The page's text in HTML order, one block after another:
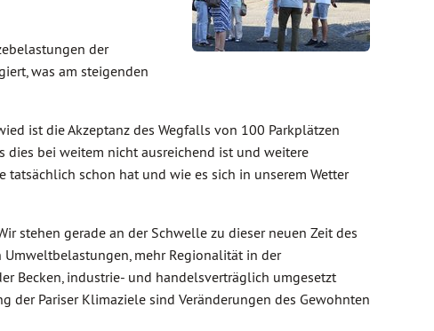
der
was am steigenden
ist die Akzeptanz des Wegfalls von 100 Parkplätzen
dies bei weitem nicht ausreichend ist und weitere
schon hat und wie es sich in unserem Wetter
stehen gerade an der Schwelle zu dieser neuen Zeit des
Umweltbelastungen, mehr Regionalität in der
Becken, industrie- und handelsverträglich umgesetzt
der Pariser Klimaziele sind Veränderungen des Gewohnten